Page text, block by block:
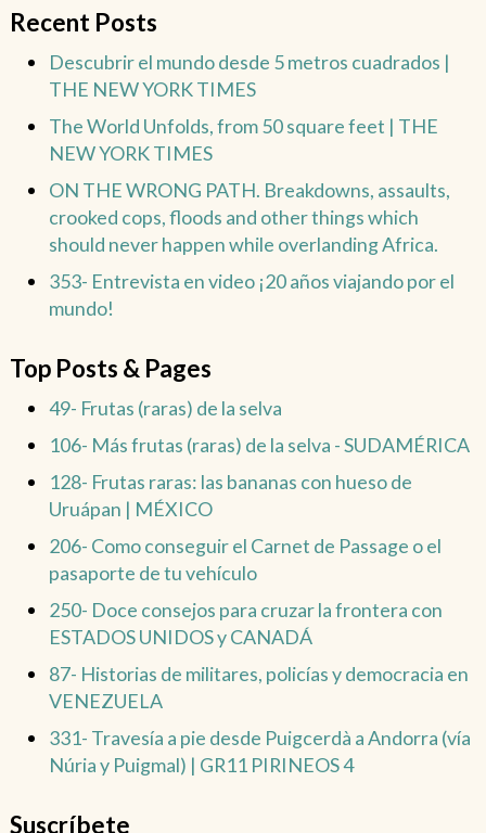
Recent Posts
Descubrir el mundo desde 5 metros cuadrados |
THE NEW YORK TIMES
The World Unfolds, from 50 square feet | THE
NEW YORK TIMES
ON THE WRONG PATH. Breakdowns, assaults,
crooked cops, floods and other things which
should never happen while overlanding Africa.
353- Entrevista en video ¡20 años viajando por el
mundo!
Top Posts & Pages
49- Frutas (raras) de la selva
106- Más frutas (raras) de la selva - SUDAMÉRICA
128- Frutas raras: las bananas con hueso de
Uruápan | MÉXICO
206- Como conseguir el Carnet de Passage o el
pasaporte de tu vehículo
250- Doce consejos para cruzar la frontera con
ESTADOS UNIDOS y CANADÁ
87- Historias de militares, policías y democracia en
VENEZUELA
331- Travesía a pie desde Puigcerdà a Andorra (vía
Núria y Puigmal) | GR11 PIRINEOS 4
Suscríbete